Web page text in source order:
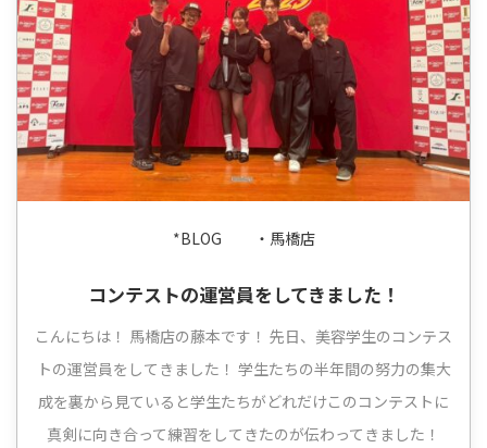
*BLOG ・馬橋店
コンテストの運営員をしてきました！
こんにちは！ 馬橋店の藤本です！ 先日、美容学生のコンテス
トの運営員をしてきました！ 学生たちの半年間の努力の集大
成を裏から見ていると学生たちがどれだけこのコンテストに
真剣に向き合って練習をしてきたのが伝わってきました！